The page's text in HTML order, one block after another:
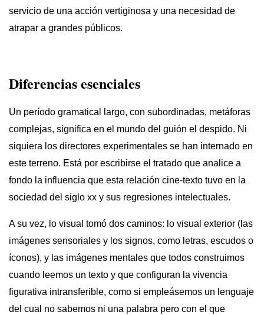
servicio de una acción vertiginosa y una necesidad de
atrapar a grandes públicos.
Diferencias esenciales
Un período gramatical largo, con subordinadas, metáforas
complejas, significa en el mundo del guión el despido. Ni
siquiera los directores experimentales se han internado en
este terreno. Está por escribirse el tratado que analice a
fondo la influencia que esta relación cine-texto tuvo en la
sociedad del siglo xx y sus regresiones intelectuales.
A su vez, lo visual tomó dos caminos: lo visual exterior (las
imágenes sensoriales y los signos, como letras, escudos o
íconos), y las imágenes mentales que todos construimos
cuando leemos un texto y que configuran la vivencia
figurativa intransferible, como si empleásemos un lenguaje
del cual no sabemos ni una palabra pero con el que